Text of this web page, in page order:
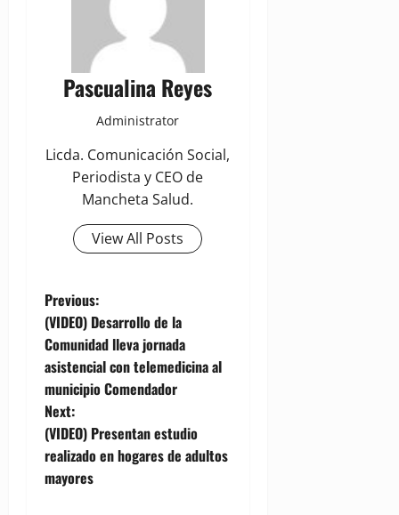
Pascualina Reyes
Administrator
Licda. Comunicación Social,
Periodista y CEO de
Mancheta Salud.
View All Posts
P
o
s
t
n
a
Previous:
(VIDEO) Desarrollo de la
Comunidad lleva jornada
asistencial con telemedicina al
municipio Comendador
Next:
(VIDEO) Presentan estudio
realizado en hogares de adultos
mayores